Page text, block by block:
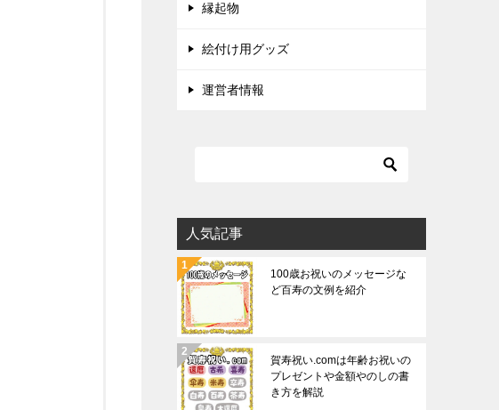
縁起物
絵付け用グッズ
運営者情報
人気記事
100歳お祝いのメッセージな
ど百寿の文例を紹介
賀寿祝い.comは年齢お祝いの
プレゼントや金額やのしの書
き方を解説